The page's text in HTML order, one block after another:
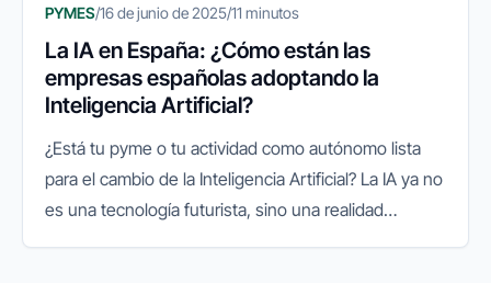
PYMES/16 de junio de 2025/11 minutos
La IA en España: ¿Cómo están las
empresas españolas adoptando la
Inteligencia Artificial?
¿Está tu pyme o tu actividad como autónomo lista
para el cambio de la Inteligencia Artificial? La IA ya no
es una tecnología futurista, sino una realidad